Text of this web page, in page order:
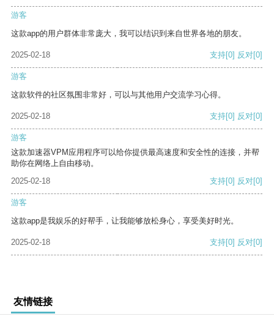
游客
这款app的用户群体非常庞大，我可以结识到来自世界各地的朋友。
2025-02-18 支持[0] 反对[0]
游客
这款软件的社区氛围非常好，可以与其他用户交流学习心得。
2025-02-18 支持[0] 反对[0]
游客
这款加速器VPM应用程序可以给你提供最高速度和安全性的连接，并帮
助你在网络上自由移动。
2025-02-18
支持[0] 反对[0]
游客
这款app是我娱乐的好帮手，让我能够放松身心，享受美好时光。
2025-02-18 支持[0] 反对[0]
友情链接